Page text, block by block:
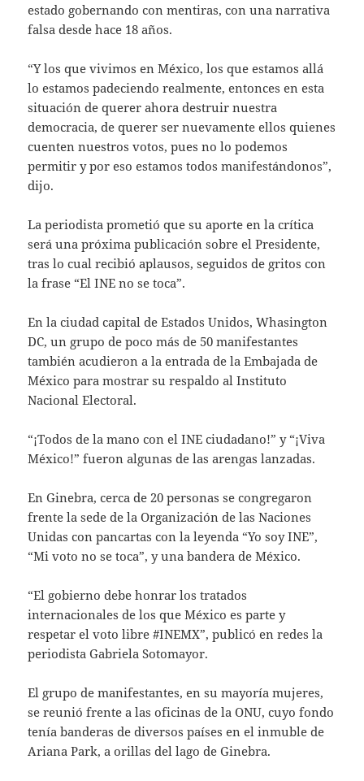
estado gobernando con mentiras, con una narrativa
falsa desde hace 18 años.
“Y los que vivimos en México, los que estamos allá
lo estamos padeciendo realmente, entonces en esta
situación de querer ahora destruir nuestra
democracia, de querer ser nuevamente ellos quienes
cuenten nuestros votos, pues no lo podemos
permitir y por eso estamos todos manifestándonos”,
dijo.
La periodista prometió que su aporte en la crítica
será una próxima publicación sobre el Presidente,
tras lo cual recibió aplausos, seguidos de gritos con
la frase “El INE no se toca”.
En la ciudad capital de Estados Unidos, Whasington
DC, un grupo de poco más de 50 manifestantes
también acudieron a la entrada de la Embajada de
México para mostrar su respaldo al Instituto
Nacional Electoral.
“¡Todos de la mano con el INE ciudadano!” y “¡Viva
México!” fueron algunas de las arengas lanzadas.
En Ginebra, cerca de 20 personas se congregaron
frente la sede de la Organización de las Naciones
Unidas con pancartas con la leyenda “Yo soy INE”,
“Mi voto no se toca”, y una bandera de México.
“El gobierno debe honrar los tratados
internacionales de los que México es parte y
respetar el voto libre #INEMX”, publicó en redes la
periodista Gabriela Sotomayor.
El grupo de manifestantes, en su mayoría mujeres,
se reunió frente a las oficinas de la ONU, cuyo fondo
tenía banderas de diversos países en el inmuble de
Ariana Park, a orillas del lago de Ginebra.